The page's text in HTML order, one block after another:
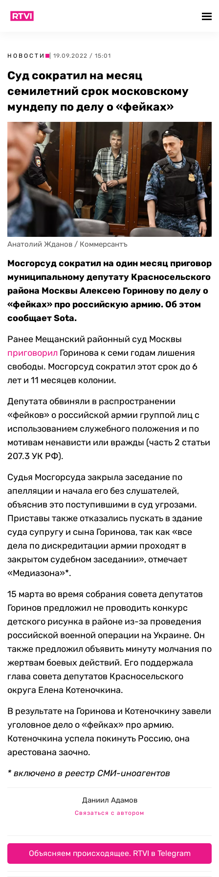
НОВОСТИ | 19.09.2022 / 15:01
Суд сократил на месяц
семилетний срок московскому
мундепу по делу о «фейках»
Анатолий Жданов / Коммерсантъ
Мосгорсуд сократил на один месяц приговор
муниципальному депутату Красносельского
района Москвы Алексею Горинову по делу о
«фейках» про российскую армию. Об этом
сообщает Sota.
Ранее Мещанский районный суд Москвы
приговорил Горинова к семи годам лишения
свободы. Мосгорсуд сократил этот срок до 6
лет и 11 месяцев колонии.
Депутата обвиняли в распространении
«фейков» о российской армии группой лиц с
использованием служебного положения и по
мотивам ненависти или вражды (часть 2 статьи
207.3 УК РФ).
Судья Мосгорсуда закрыла заседание по
апелляции и начала его без слушателей,
объяснив это поступившими в суд угрозами.
Приставы также отказались пускать в здание
суда супругу и сына Горинова, так как «все
дела по дискредитации армии проходят в
закрытом судебном заседании», отмечает
«Медиазона»*.
15 марта во время собрания совета депутатов
Горинов предложил не проводить конкурс
детского рисунка в районе из-за проведения
российской военной операции на Украине. Он
также предложил объявить минуту молчания по
жертвам боевых действий. Его поддержала
глава совета депутатов Красносельского
округа Елена Котеночкина.
В результате на Горинова и Котеночкину завели
уголовное дело о «фейках» про армию.
Котеночкина успела покинуть Россию, она
арестована заочно.
* включено в реестр СМИ-иноагентов
Даниил Адамов
Связаться с автором
Объясняем происходящее. RTVI в Telegram